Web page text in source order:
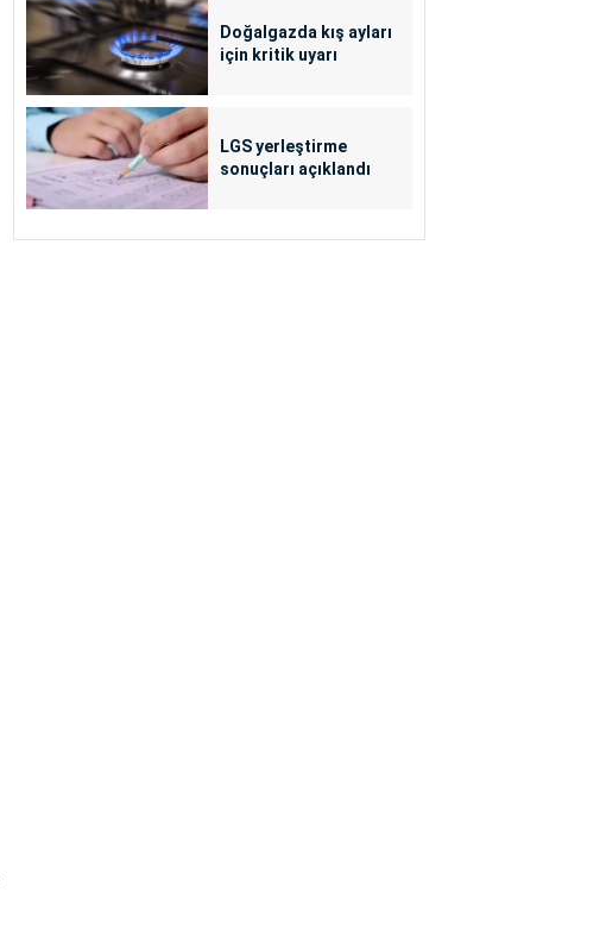
Doğalgazda kış ayları
için kritik uyarı
LGS yerleştirme
sonuçları açıklandı